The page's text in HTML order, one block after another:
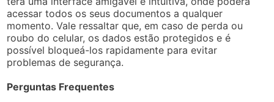
acessar todos os seus documentos a qualquer
momento. Vale ressaltar que, em caso de perda ou
roubo do celular, os dados estão protegidos e é
possível bloqueá-los rapidamente para evitar
problemas de segurança.
Perguntas Frequentes